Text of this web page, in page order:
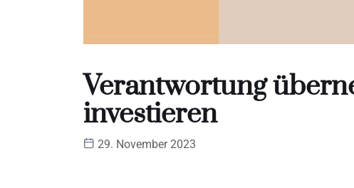
Verantwortung
investieren
29. November 2023